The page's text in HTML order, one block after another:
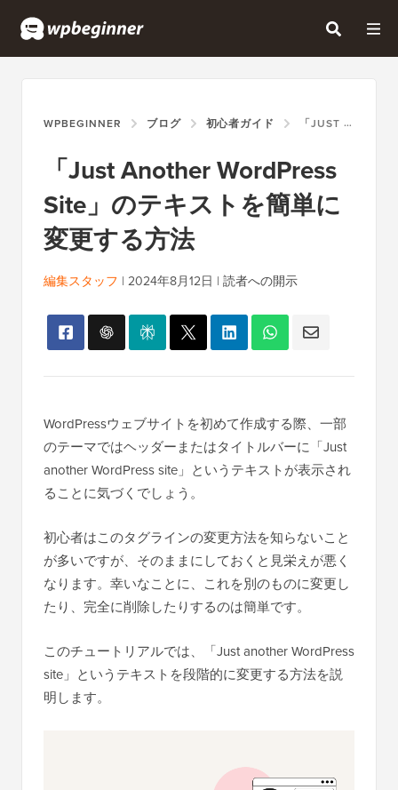
WPBEGINNER ブログ 初心者ガイド 「JUST ANOTHER WORDPRESS SITE」のテキストを簡単に変更する方法
「Just Another WordPress
Site」のテキストを簡単に
変更する方法
編集スタッフ | 2024年8月12日 | 読者への開示
WordPressウェブサイトを初めて作成する際、一部
のテーマではヘッダーまたはタイトルバーに「Just
another WordPress site」というテキストが表示され
ることに気づくでしょう。
初心者はこのタグラインの変更方法を知らないこと
が多いですが、そのままにしておくと見栄えが悪く
なります。幸いなことに、これを別のものに変更し
たり、完全に削除したりするのは簡単です。
このチュートリアルでは、「Just another WordPress
site」というテキストを段階的に変更する方法を説
明します。